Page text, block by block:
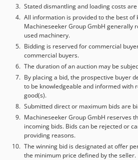
Stated dismantling and loading costs
All information is provided to the best of
Machineseeker Group GmbH generally
used machinery.
Bidding is reserved for commercial
commercial buyers.
The duration of an auction may be
By placing a bid, the prospective buyer
to be knowledgeable and informed with
good(s).
Submitted direct or maximum bids are
Machineseeker Group GmbH reserves
incoming bids. Bids can be rejected or
providing reasons.
The winning bid is designated at offer
the minimum price defined by the seller.